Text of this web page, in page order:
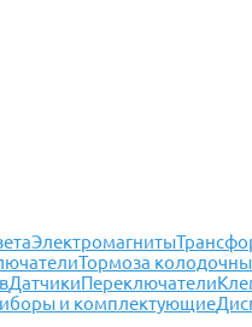
Электромагниты
Тормоза
ДатчикиПереключатели
и комплектующие